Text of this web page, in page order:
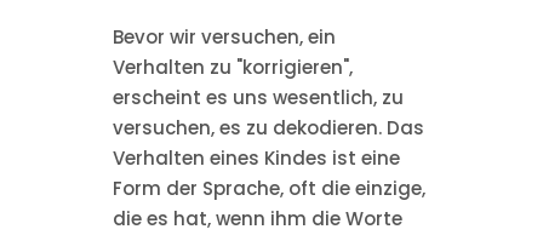
Bevor wir versuchen, ein
Verhalten zu "korrigieren",
erscheint es uns wesentlich, zu
versuchen, es zu dekodieren. Das
Verhalten eines Kindes ist eine
Form der Sprache, oft die einzige,
die es hat, wenn ihm die Worte